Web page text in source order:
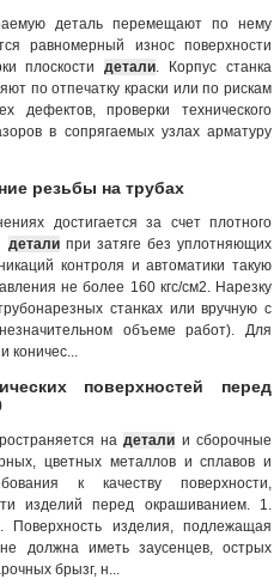
деталь перемещают по нему
равномерный износ поверхности
плоскостидетали . Корпус станка
по отпечатку краски или по рискам
дефектов, проверки технического
в сопрягаемых узлах арматуру
резьбы на трубах
достигается за счет плотного
деталипри затяге без уплотняющих
контроля и автоматики такую
не более 160 кгс/см2. Нарезку
станках или вручную с
объеме работ). Для
поверхностей перед
надетали и сборочные
цветных металлов и сплавов и
к качеству поверхности,
изделий перед окрашиванием. 1.
изделия, подлежащая
должна иметь заусенцев, острых
брызг, н...